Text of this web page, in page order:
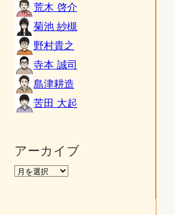
荒木 啓介
菊池 紗槻
野村貴之
寺本 誠司
島津耕造
苦田 大起
アーカイブ